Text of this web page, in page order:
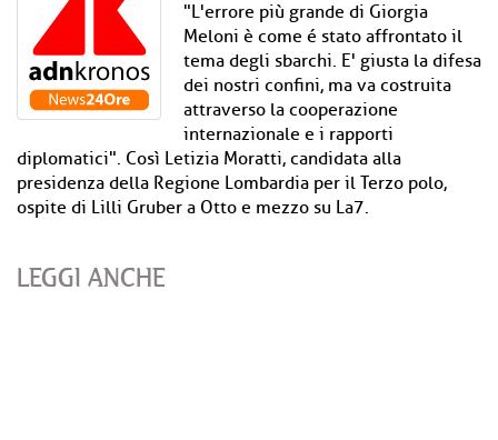
"L'errore più grande di Giorgia
Meloni è come é stato affrontato il
tema degli sbarchi. E' giusta la difesa
dei nostri confini, ma va costruita
attraverso la cooperazione
internazionale e i rapporti
diplomatici". Così Letizia Moratti, candidata alla
presidenza della Regione Lombardia per il Terzo polo,
ospite di Lilli Gruber a Otto e mezzo su La7.
LEGGI ANCHE